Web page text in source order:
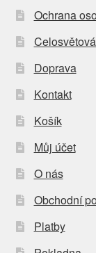
Ochrana
Doprava
Kontakt
Košík
Můj účet
O nás
Obchodní
Platby